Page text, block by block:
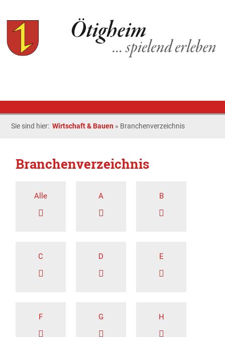
Sie sind hier:Wirtschaft & Bauen » Branchenverzeichnis
Branchenverzeichnis
Alle A B
C D E
F G H